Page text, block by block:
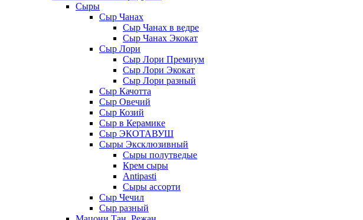
Сыры
Сыр Чанах
Сыр Чанах в ведре
Сыр Чанах Экокат
Сыр Лори
Сыр Лори Премиум
Сыр Лори Экокат
Сыр Лори разный
Сыр Качотта
Сыр Овечий
Сыр Козий
Сыр в Керамике
Сыр ЭКОТАВУШ
Сыры Эксклюзивный
Сыры полутведые
Крем сыры
Antipasti
Сыры ассорти
Сыр Чечил
Сыр разный